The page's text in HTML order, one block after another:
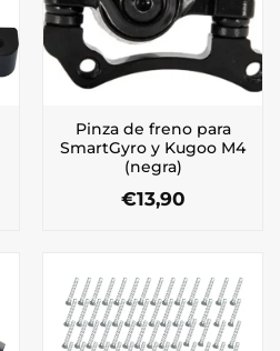
Pinza de freno para
SmartGyro y Kugoo M4
(negra)
€13,90